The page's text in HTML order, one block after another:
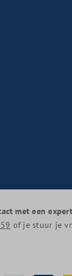
met een
of je stuur je